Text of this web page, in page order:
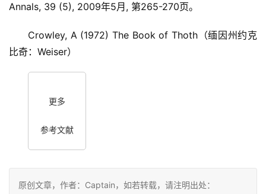
Annals, 39 (5), 2009年5月, 第265-270页。
Crowley, A (1972) The Book of Thoth（缅因州约克
比奇：Weiser）
更多
参考文献
原创文章，作者：Captain，如若转载，请注明出处：